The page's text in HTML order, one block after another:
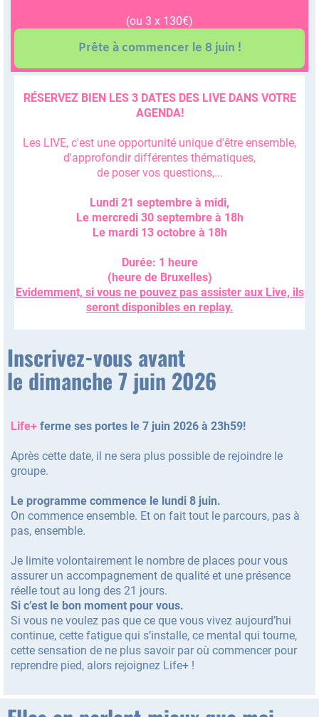
(ou 3 x 130€)
Prête à commencer le 8 juin !
RÉSERVEZ BIEN LES 3 DATES DES LIVE DANS VOTRE
AGENDA!
Les LIVE, c'est une opportunité unique d'être ensemble,
d'approfondir différentes thématiques,
de poser vos questions,...
Lundi 21 septembre à midi,
Le mercredi 30 septembre à 18h
Le mardi 13 octobre à 18h
Durée: 1 heure
(heure de Bruxelles)
Evidemment, si vous ne pouvez pas assister aux Live, ils
seront disponibles en replay.
Inscrivez-vous avant
le dimanche 7 juin 2026
Life+ ferme ses portes le 7 juin 2026 à 23h59!
Après cette date, il ne sera plus possible de rejoindre le
groupe.
Le programme commence le lundi 8 juin.
On commence ensemble. Et on fait tout le parcours, pas à
pas, ensemble.
Je limite volontairement le nombre de places pour vous
assurer un accompagnement de qualité et une présence
réelle tout au long des 21 jours.
Si c’est le bon moment pour vous.
Si vous ne voulez pas que ce que vous vivez aujourd’hui
continue, cette fatigue qui s’installe, ce mental qui tourne,
cette sensation de ne plus savoir par où commencer pour
reprendre pied, alors rejoignez Life+ !